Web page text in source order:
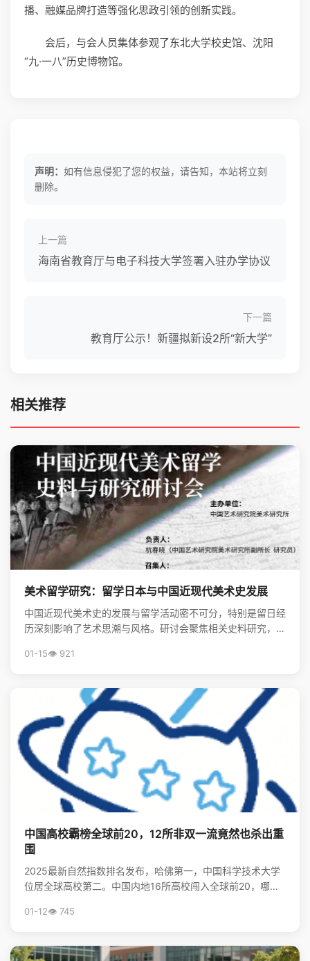
播、融媒品牌打造等强化思政引领的创新实践。
会后，与会人员集体参观了东北大学校史馆、沈阳
“九·一八”历史博物馆。
声明： 如有信息侵犯了您的权益，请告知，本站将立刻
删除。
上一篇
海南省教育厅与电子科技大学签署入驻办学协议
下一篇
教育厅公示！新疆拟新设2所“新大学”
相关推荐
美术留学研究：留学日本与中国近现代美术史发展
中国近现代美术史的发展与留学活动密不可分，特别是留日经
历深刻影响了艺术思潮与风格。研讨会聚焦相关史料研究，揭
01-15👁️ 921
中国高校霸榜全球前20，12所非双一流竟然也杀出重
围
2025最新自然指数排名发布，哈佛第一，中国科学技术大学
位居全球高校第二。中国内地16所高校闯入全球前20，哪些
01-12👁️ 745